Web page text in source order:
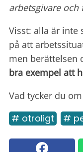
arbetsgivare
Visst: alla är inte
på att
men berättelsen
bra exempel att
Vad tycker du
# otroligt #